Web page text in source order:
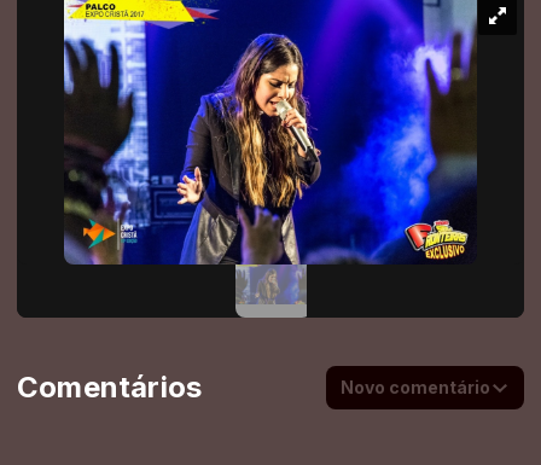
Comentários Novo comentário